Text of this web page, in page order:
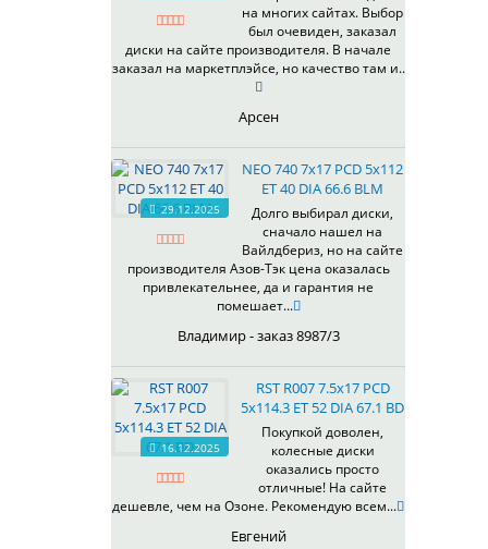
337
401
408
410
411
414
417
423
426
428
429
430
433
67,1
70,1
72,6
73,1
74,1
75.1
78.1
98
98,1
MG
MGM
OrD
SL
W
WB
WD
на многих сайтах. Выбор
был очевиден, заказал
диски на сайте производителя. В начале
заказал на маркетплэйсе, но качество там и..
Арсен
29.12.2025
NEO 740 7x17 PCD 5x112
ET 40 DIA 66.6 BLM
Долго выбирал диски,
сначало нашел на
Вайлдбериз, но на сайте
производителя Азов-Тэк цена оказалась
привлекательнее, да и гарантия не
помешает...
Владимир - заказ 8987/3
16.12.2025
RST R007 7.5x17 PCD
5x114.3 ET 52 DIA 67.1 BD
Покупкой доволен,
колесные диски
оказались просто
отличные! На сайте
дешевле, чем на Озоне. Рекомендую всем...
Евгений